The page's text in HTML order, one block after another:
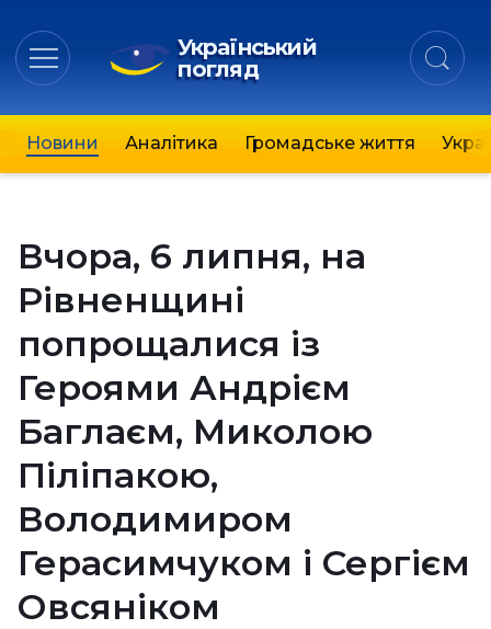
Український
погляд
Новини Аналітика Громадське життя
Вчора, 6 липня, на
Рівненщині
попрощалися із
Героями Андрієм
Баглаєм, Миколою
Піліпакою,
Володимиром
Герасимчуком і Сергієм
Овсяніком